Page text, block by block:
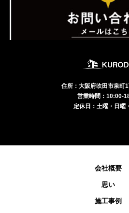
住所：大阪府吹田市泉町
営業時間：10:00-
定休日：土曜・日曜
会社概要
思い
施工事例